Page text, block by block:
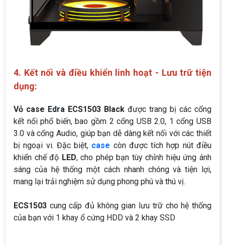
4. Kết nối và điều khiển linh hoạt - Lưu trữ tiện
dụng:
Vỏ case Edra ECS1503 Black được trang bị các cổng
kết nối phổ biến, bao gồm 2 cổng USB 2.0, 1 cổng USB
3.0 và cổng Audio, giúp bạn dễ dàng kết nối với các thiết
bị ngoại vi. Đặc biệt, case còn được tích hợp nút điều
khiển chế độ LED, cho phép bạn tùy chỉnh hiệu ứng ánh
sáng của hệ thống một cách nhanh chóng và tiện lợi,
mang lại trải nghiệm sử dụng phong phú và thú vị.
ECS1503 cung cấp đủ không gian lưu trữ cho hệ thống
của bạn với 1 khay ổ cứng HDD và 2 khay SSD